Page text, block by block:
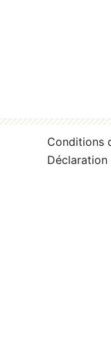
Conditions